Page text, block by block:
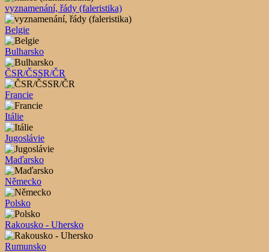
vyznamenání, řády (faleristika)
Belgie
Bulharsko
ČSR/ČSSR/ČR
Francie
Itálie
Jugoslávie
Maďarsko
Německo
Polsko
Rakousko - Uhersko
Rumunsko